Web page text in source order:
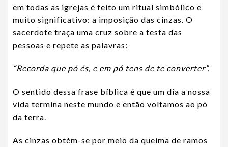
em todas as igrejas é feito um ritual simbólico e
muito significativo: a imposição das cinzas. O
sacerdote traça uma cruz sobre a testa das
pessoas e repete as palavras:
“Recorda que pó és, e em pó tens de te converter”.
O sentido dessa frase bíblica é que um dia a nossa
vida termina neste mundo e então voltamos ao pó
da terra.
As cinzas obtém-se por meio da queima de ramos